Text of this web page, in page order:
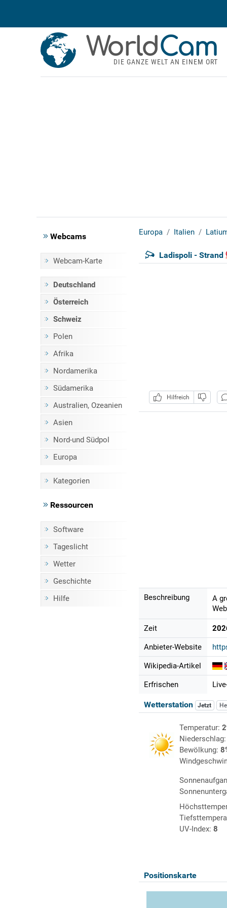
WorldCam
DIE GANZE WELT AN EINEM ORT
Webcams
Webcam-Karte
Deutschland
Österreich
Schweiz
Polen
Afrika
Nordamerika
Südamerika
Australien, Ozeanien
Asien
Nord-und Südpol
Europa
Kategorien
Ressourcen
Software
Tageslicht
Wetter
Geschichte
Hilfe
Europa Italien
Ladispoli - Strand
Hilfreich
Beschreibung
A
Zeit
Anbieter-Website
Wikipedia-Artikel
Erfrischen
Wetterstation Jetzt
Temperatur:
Niederschlag:
Bewölkung:
UV-Index: 8
Positionskarte